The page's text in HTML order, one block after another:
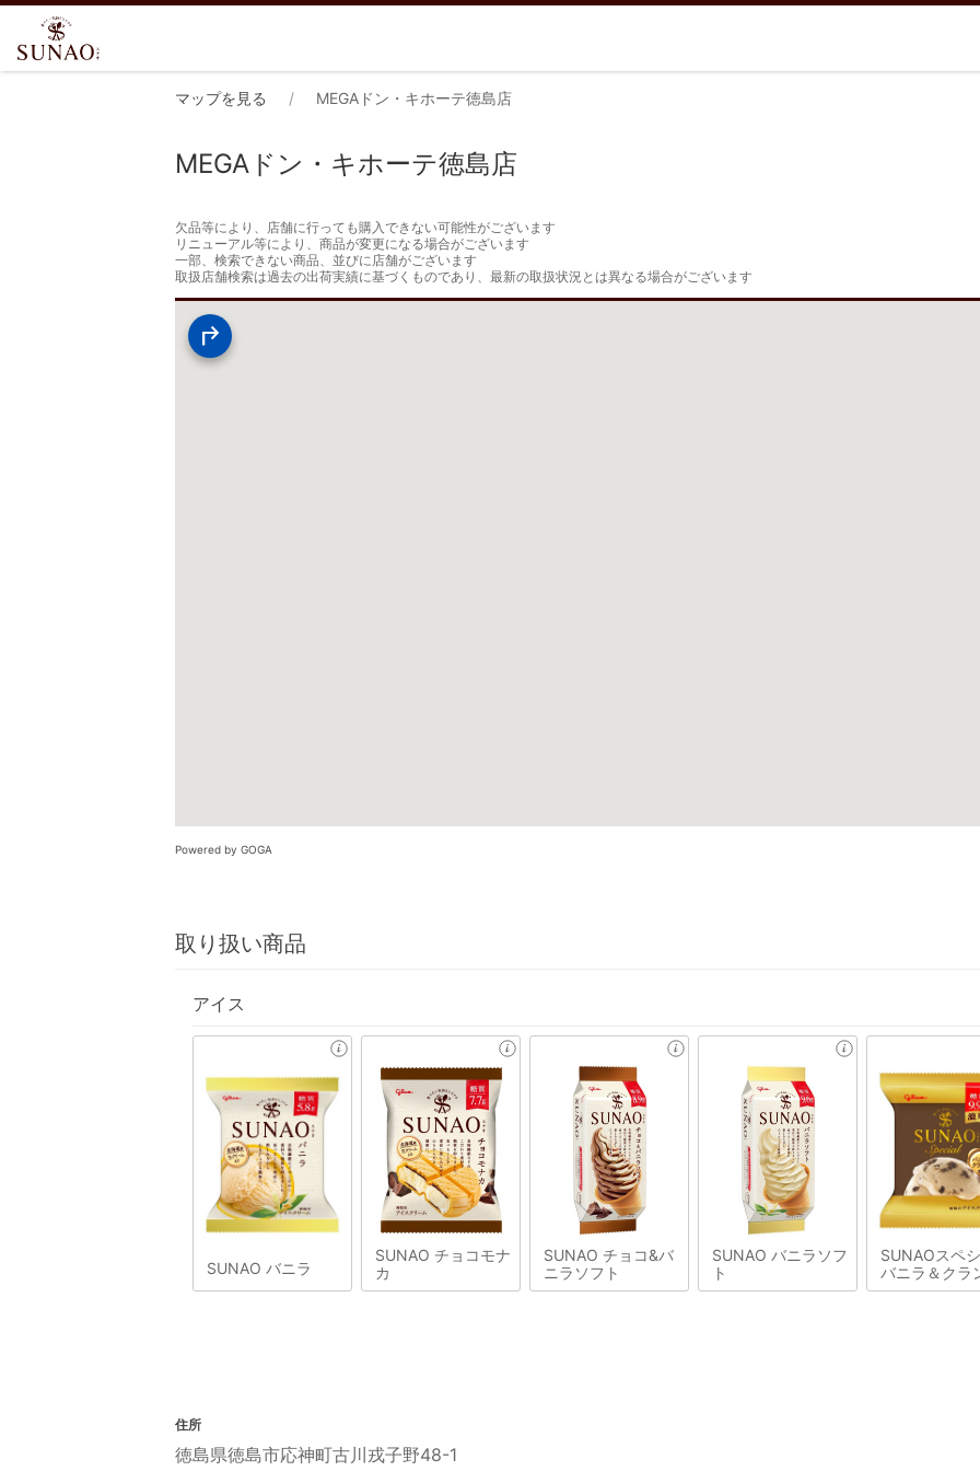
マップを見る MEGAドン・キホーテ徳島店
MEGAドン・キホーテ徳島店
欠品等により、店舗に行っても購入できない可能性がございます
リニューアル等により、商品が変更になる場合がございます
一部、検索できない商品、並びに店舗がございます
取扱店舗検索は過去の出荷実績に基づくものであり、最新の取扱状況とは異なる場合がございます
Powered by GOGA
取り扱い商品
アイス
SUNAO バニラ
SUNAO チョコモナ
カ
SUNAO チョコ&バ
ニラソフト
SUNAO バニラソフ
ト
SUNAOスペ
バニラ＆クラ
住所
徳島県徳島市応神町古川戎子野48-1